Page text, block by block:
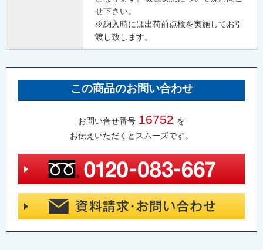
せ下さい。
※納入時には出荷前点検を実施してお引
渡し致します。
この商品のお問い合わせ
お問い合せ番号 16752 を
お伝えいただくとスムーズです。